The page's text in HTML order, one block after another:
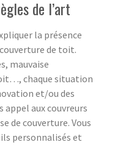
de l’art
la présence
de toit.
mauvaise
chaque situation
et/ou des
appel aux couvreurs
de couverture. Vous
personnalisés et